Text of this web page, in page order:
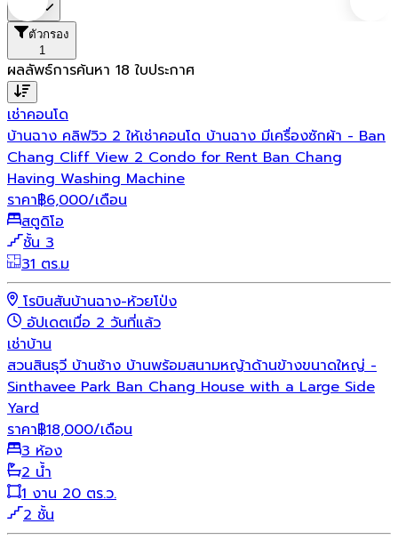
ตัวกรอง
1
ผลลัพธ์การค้นหา 18 ใบประกาศ
เช่าคอนโด
บ้านฉาง คลิฟวิว 2 ให้เช่าคอนโด บ้านฉาง มีเครื่องซักผ้า - Ban
Chang Cliff View 2 Condo for Rent Ban Chang
Having Washing Machine
ราคา฿6,000/เดือน
สตูดิโอ
ชั้น 3
31 ตร.ม
โรบินสันบ้านฉาง-ห้วยโป่ง
อัปเดตเมื่อ 2 วันที่แล้ว
เช่าบ้าน
สวนสินธุวี บ้านช้าง บ้านพร้อมสนามหญ้าด้านข้างขนาดใหญ่ -
Sinthavee Park Ban Chang House with a Large Side
Yard
ราคา฿18,000/เดือน
3 ห้อง
2 น้ำ
1 งาน 20 ตร.ว.
2 ชั้น